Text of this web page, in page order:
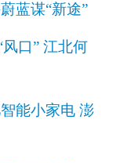
蓝谋“新途”
口” 江北何
能小家电 澎